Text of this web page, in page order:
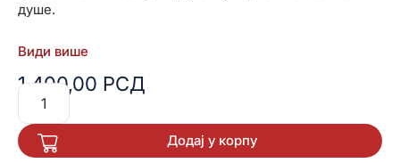
душе.
Види више
1.400,00 РСД
Додај у корпу